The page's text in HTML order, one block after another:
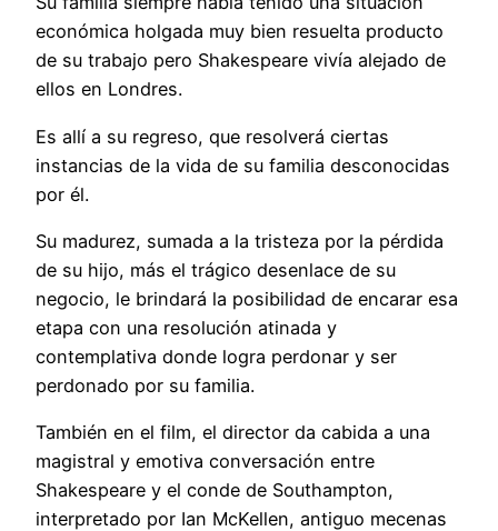
económica holgada muy bien resuelta producto
de su trabajo pero Shakespeare vivía alejado de
ellos en Londres.
Es allí a su regreso, que resolverá ciertas
instancias de la vida de su familia desconocidas
por él.
Su madurez, sumada a la tristeza por la pérdida
de su hijo, más el trágico desenlace de su
negocio, le brindará la posibilidad de encarar esa
etapa con una resolución atinada y
contemplativa donde logra perdonar y ser
perdonado por su familia.
También en el film, el director da cabida a una
magistral y emotiva conversación entre
Shakespeare y el conde de Southampton,
interpretado por Ian McKellen, antiguo mecenas